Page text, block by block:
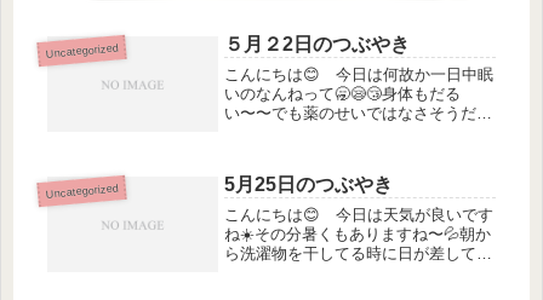
Uncategorized ５月２2日のつぶやき
こんにちは😊 今日は何故か一日中眠
いのなんねって🥱😪😴身体もだる
い〜〜でも薬のせいではなさそうだ
で目を覚ましました😁ん！ほんとはア
イスよりホットが良かったのかな〜🙄
まっ！い...
Uncategorized 5月25日のつぶやき
こんにちは😊 今日は天気が良いです
ね☀️その分暑くもありますね〜💦朝か
ら洗濯物を干してる時に日が差して肌